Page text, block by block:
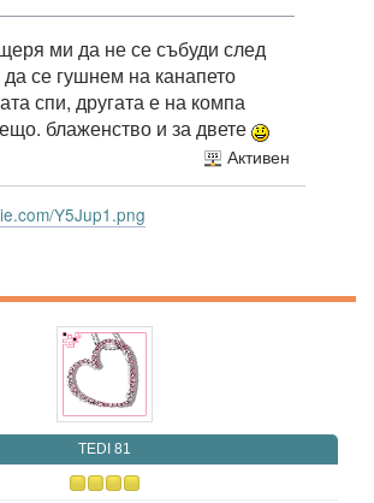
ми да не се събуди след
се гушнем на канапето
спи, другата е на компа
блаженство и за двете
Активен
Y5Jup1.png
TEDI 81